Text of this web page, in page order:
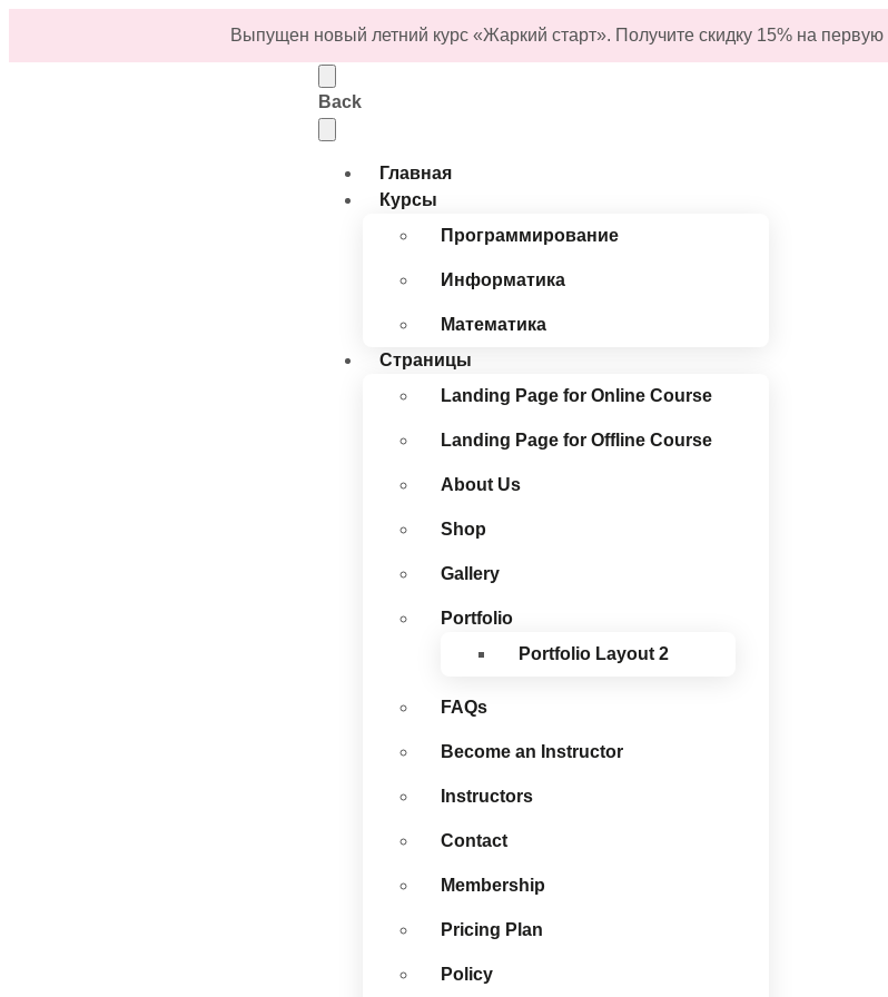
Выпущен новый летний курс «Жаркий старт». Получите скидку 15% на первую
Back
Главная
Курсы
Программирование
Информатика
Математика
Страницы
Landing Page for Online Course
Landing Page for Offline Course
About Us
Shop
Gallery
Portfolio
Portfolio Layout 2
FAQs
Become an Instructor
Instructors
Contact
Membership
Pricing Plan
Policy